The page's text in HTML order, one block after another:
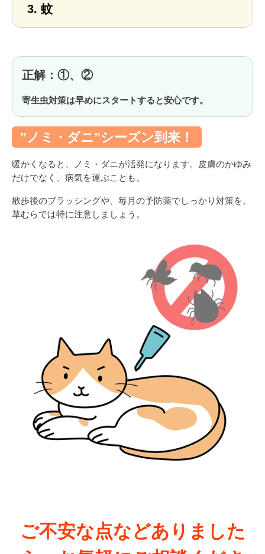
蚊
正解：①、②
寄生虫対策は早めにスタートすると安心です。
”ノミ・ダニ”シーズン到来！
暖かくなると、ノミ・ダニが活発になります。皮膚のかゆみ
だけでなく、病気を運ぶことも。
散歩後のブラッシングや、毎月の予防薬でしっかり対策を。
草むらでは特に注意しましょう。
ご不安な点などありました